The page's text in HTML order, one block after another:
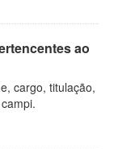
ao
cargo, titulação,